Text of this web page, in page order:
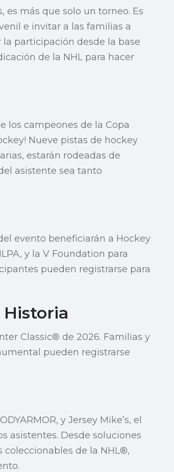
es más que solo un torneo. Es
e invitar a las familias a
participación desde la base
de la NHL para hacer
los campeones de la Copa
Nueve pistas de hockey
estarán rodeadas de
asistente sea tanto
evento beneficiarán a Hockey
y la V Foundation para
pueden registrarse para
Classic® de 2026. Familias y
pueden registrarse
y Jersey Mike’s, el
asistentes. Desde soluciones
de la NHL®,